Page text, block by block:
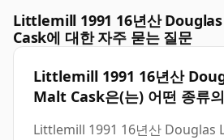
Littlemill 1991 16년산
Cask에 대한 자주 묻는 질문
Littlemill 1991 16년산
Malt Cask은(는) 어떤 종류
Littlemill 1991 16년산 Douglas